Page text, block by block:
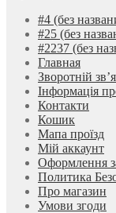
#4 (без
#25 (без
#2237 (без
Главная
Зворотній
Інформація
Контакти
Кошик
Мапа проїзд
Мій аккаунт
Оформлення
Политика
Про магазин
Умови згоди